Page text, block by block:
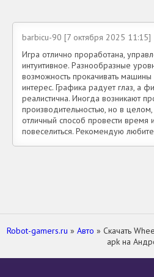
barbicu-90 [7 октября 2025 11:15]
Игра отлично проработана,
интуитивное. Разнообразные
возможность прокачивать
интерес. Графика радует глаз, а
реалистична. Иногда возникают
производительностью, но в целом,
отличный способ провести время и
повеселиться. Рекомендую
Robot-gamers.ru » Авто » Скачать
apk на